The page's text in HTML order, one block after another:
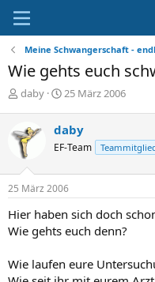
Meine Schwangerschaft -
Wie gehts euch
E
t
e
l
e
daby
E
t
e
l
t
m
25 März 2006
daby
EF-Team
25 März 2006
Hier haben sich doch
Wie gehts euch denn?
Wie laufen eure